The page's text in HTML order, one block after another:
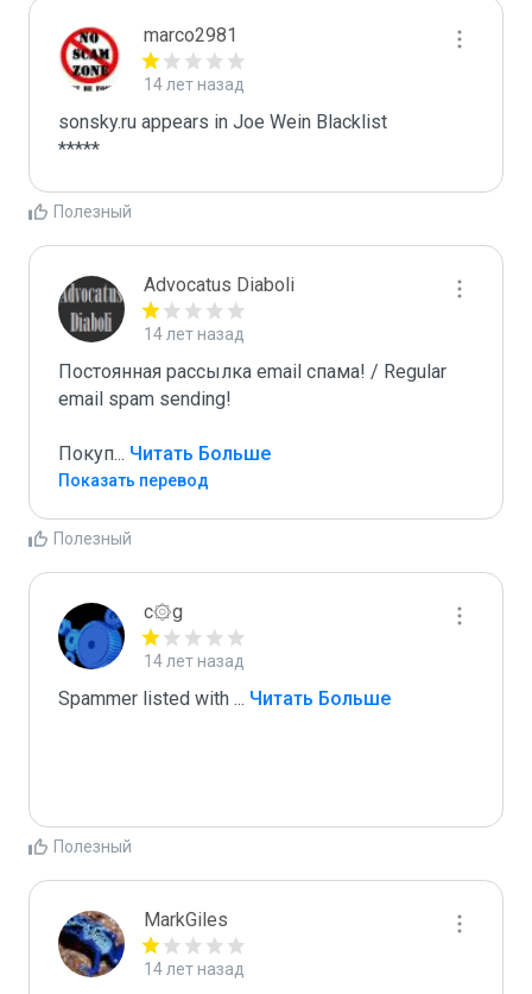
marco2981
14 лет назад
sonsky.ru appears in Joe Wein Blacklist
*****
Полезный
Advocatus Diaboli
14 лет назад
Постоянная рассылка email спама! / Regular
email spam sending!
Покуп... Читать Больше
Показать перевод
Полезный
c۞g
14 лет назад
Spammer listed with ... Читать Больше
Полезный
MarkGiles
14 лет назад